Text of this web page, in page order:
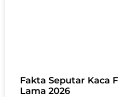
Fakta Seputar Kaca
Lama 2026